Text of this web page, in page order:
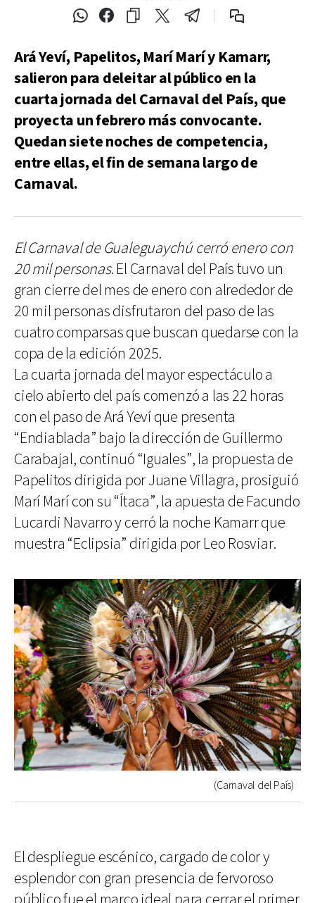
Ará Yeví, Papelitos, Marí Marí y Kamarr,
salieron para deleitar al público en la
cuarta jornada del Carnaval del País, que
proyecta un febrero más convocante.
Quedan siete noches de competencia,
entre ellas, el fin de semana largo de
Carnaval.
El Carnaval de Gualeguaychú cerró enero con
20 mil personas. El Carnaval del País tuvo un
gran cierre del mes de enero con alrededor de
20 mil personas disfrutaron del paso de las
cuatro comparsas que buscan quedarse con la
copa de la edición 2025.
La cuarta jornada del mayor espectáculo a
cielo abierto del país comenzó a las 22 horas
con el paso de Ará Yeví que presenta
“Endiablada” bajo la dirección de Guillermo
Carabajal, continuó “Iguales”, la propuesta de
Papelitos dirigida por Juane Villagra, prosiguió
Marí Marí con su “Ítaca”, la apuesta de Facundo
Lucardi Navarro y cerró la noche Kamarr que
muestra “Eclipsia” dirigida por Leo Rosviar.
(Carnaval del País)
El despliegue escénico, cargado de color y
esplendor con gran presencia de fervoroso